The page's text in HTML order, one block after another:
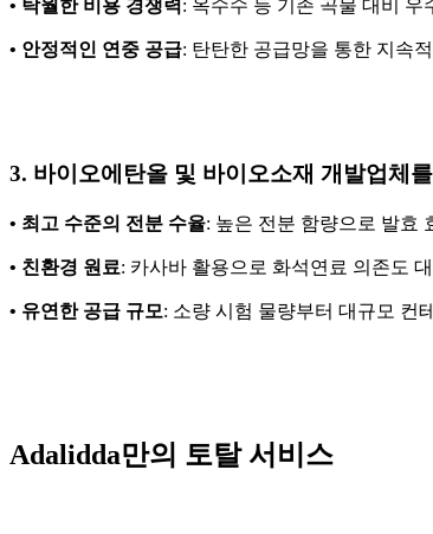
• 탁월한 비용 경쟁력: 옥수수 등 기존 곡물 대비
• 안정적인 연중 공급: 탄탄한 공급망을 통한 지속
3. 바이오에탄올 및 바이오소재 개발업체
• 최고 수준의 전분 수율: 높은 전분 함량으로 발효
• 친환경 원료: 카사바 활용으로 화석연료 의존도
• 유연한 공급 규모: 소량 시험 물량부터 대규모 컨
Adalidda만의 토탈 서비스